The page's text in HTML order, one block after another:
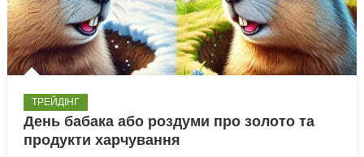
ТРЕЙДІНГ
День бабака або роздуми про золото та
продукти харчування